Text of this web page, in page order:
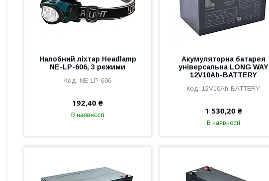
Налобний ліхтар Headlamp
NE-LP-606, 3 режими
NE-LP-606
192,40 ₴
В наявності
Акумуляторна батарея
універсальна LONG WAY
12V10Ah-BATTERY
12V10Ah-BATTERY
1 530,20 ₴
В наявності